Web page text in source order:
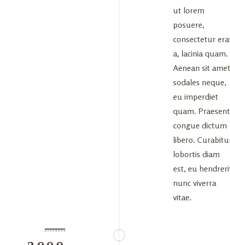
ut lorem
posuere,
consectetur
a, lacinia quam.
Aenean sit amet
sodales neque,
eu imperdiet
quam. Praesent
congue dictum
libero.
lobortis diam
est, eu
nunc viverra
vitae.